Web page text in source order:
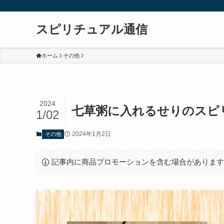
スピリチュアル通信
ホーム その他
七草粥に入れるせりのス
2024
1/02
その他 2024年1月2日
記事内に商品プロモーションを含む場合がありま